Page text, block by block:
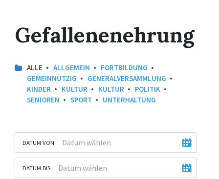
Gefallenenehrung
ALLE ALLGEMEIN
FORTBILDUNG
GEMEINNÜTZIG
GENERALVERSAMMLUNG
KINDER
KULTUR KULTUR
POLITIK
SENIOREN
SPORT UNTERHALTUNG
DATUM VON:
DATUM BIS: